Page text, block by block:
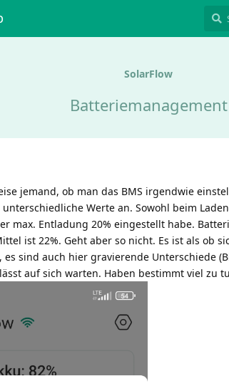
SolarFlow
Batteriemanagement
jemand, ob man das BMS irgendwie
Werte an. Sowohl beim
max. Entladung 20% eingestellt habe.
ist 22%. Geht aber so nicht. Es ist als ob
sind auch hier gravierende Unterschiede
auf sich warten. Haben bestimmt viel zu